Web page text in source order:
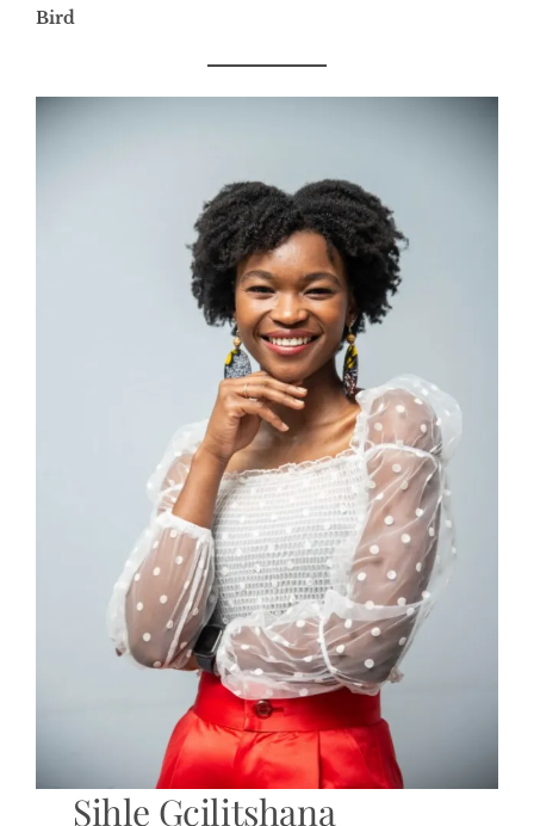
Bird
Sihle Gcilitshana